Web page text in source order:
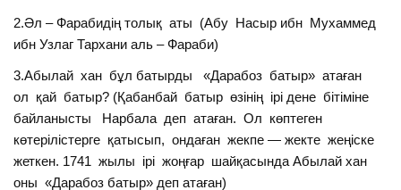
2.Әл – Фарабидің толық аты (Абу Насыр ибн Мухаммед
ибн Узлаг Тархани аль – Фараби)
3.Абылай хан бұл батырды «Дарабоз батыр» атаған
ол қай батыр? (Қабанбай батыр өзінің ірі дене бітіміне
байланысты Нарбала деп атаған. Ол көптеген
көтерілістерге қатысып, ондаған жекпе — жекте жеңіске
жеткен. 1741 жылы ірі жоңғар шайқасында Абылай хан
оны «Дарабоз батыр» деп атаған)